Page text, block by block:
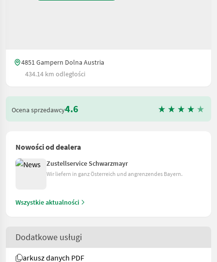
4851 Gampern Dolna Austria
434.14 km odległości
Ocena sprzedawcy4.6
Nowości od dealera
Zustellservice Schwarzmayr
Wir liefern in ganz Österreich und angrenzendes Bayern.
Wszystkie aktualności
Dodatkowe usługi
arkusz danych PDF